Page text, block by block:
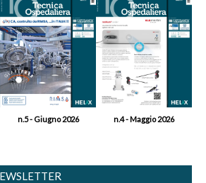
n.5 - Giugno 2026 n.4 - Maggio 2026